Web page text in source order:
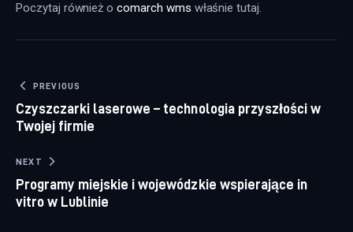
Poczytaj również o comarch wms właśnie tutaj.
Nawigacja wpisu
PREVIOUS
Czyszczarki laserowe – technologia przyszłości w
Twojej firmie
NEXT
Programy miejskie i wojewódzkie wspierające in
vitro w Lublinie